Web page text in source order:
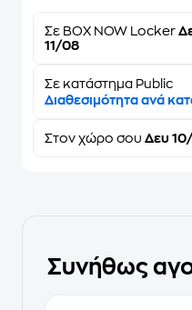
Σε BOX NOW Locker
11/08
Σε κατάστημα Public
Διαθεσιμότητα ανά
Στον χώρο σου Δευ
Συνήθως